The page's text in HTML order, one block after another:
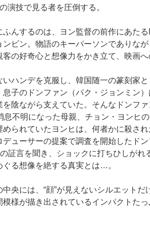
演技で見る者を圧倒する。
んするのは、ヨン監督の前作にあた
ビン。物語のキーパーソンでありなが
の好奇心と想像力をかき立て、映画へ
ハンデを克服し、韓国随一の篆刻家
息子のドンファン（パク・ジョンミン
陰ながら支えていた。そんなドンフ
息不明になった母親、チョン・ヨンヒ
られていたヨンヒは、何者かに殺さ
デューサーの提案で調査を開始したド
証言を聞き、ショックに打ちひしが
ぐる想像を絶する真実とは…。
央には、“顔”が見えないシルエットだ
様が描き出されているインパクトた